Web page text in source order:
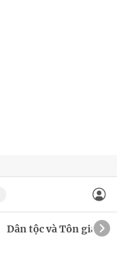
Dân tộc và Tôn giáo